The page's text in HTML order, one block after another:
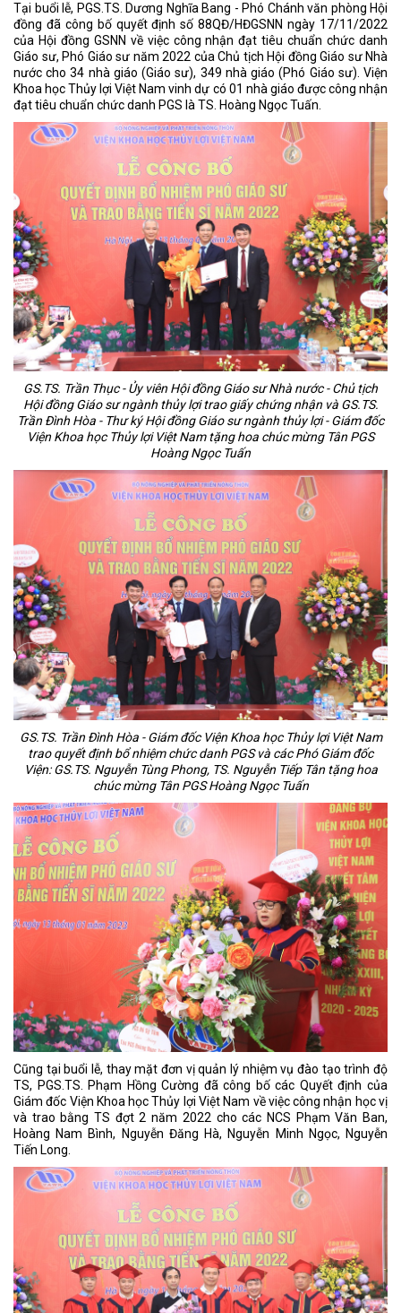
Tại buổi lễ, PGS.TS. Dương Nghĩa Bang - Phó Chánh văn phòng Hội
đồng đã công bố quyết định số 88QĐ/HĐGSNN ngày 17/11/2022
của Hội đồng GSNN về việc công nhận đạt tiêu chuẩn chức danh
Giáo sư, Phó Giáo sư năm 2022 của Chủ tịch Hội đồng Giáo sư Nhà
nước cho 34 nhà giáo (Giáo sư), 349 nhà giáo (Phó Giáo sư). Viện
Khoa học Thủy lợi Việt Nam vinh dự có 01 nhà giáo được công nhận
đạt tiêu chuẩn chức danh PGS là TS. Hoàng Ngọc Tuấn.
GS.TS. Trần Thục - Ủy viên Hội đồng Giáo sư Nhà nước - Chủ tịch
Hội đồng Giáo sư ngành thủy lợi trao giấy chứng nhận và GS.TS.
Trần Đình Hòa - Thư ký Hội đồng Giáo sư ngành thủy lợi - Giám đốc
Viện Khoa học Thủy lợi Việt Nam tặng hoa chúc mừng Tân PGS
Hoàng Ngọc Tuấn
GS.TS. Trần Đình Hòa - Giám đốc Viện Khoa học Thủy lợi Việt Nam
trao quyết định bổ nhiệm chức danh PGS và các Phó Giám đốc
Viện: GS.TS. Nguyễn Tùng Phong, TS. Nguyễn Tiếp Tân tặng hoa
chúc mừng Tân PGS Hoàng Ngọc Tuấn
Cũng tại buổi lễ, thay mặt đơn vị quản lý nhiệm vụ đào tạo trình độ
TS, PGS.TS. Phạm Hồng Cường đã công bố các Quyết định của
Giám đốc Viện Khoa học Thủy lợi Việt Nam về việc công nhận học vị
và trao bằng TS đợt 2 năm 2022 cho các NCS Phạm Văn Ban,
Hoàng Nam Bình, Nguyễn Đăng Hà, Nguyễn Minh Ngọc, Nguyễn
Tiến Long.